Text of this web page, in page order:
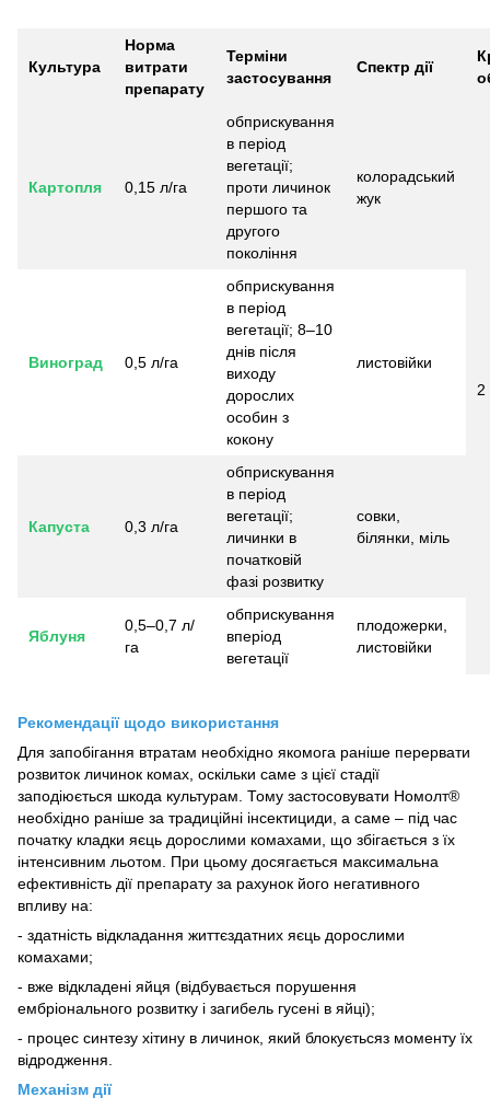
Культура
Норма
витрати
препарату
Терміни
застосування
Спектр дії
Картопля 0,15 л/га
обприскування
в період
вегетації;
проти личинок
першого та
другого
покоління
колорадський
жук
2
Виноград 0,5 л/га
обприскування
в період
вегетації; 8–10
днів після
виходу
дорослих
особин з
кокону
листовійки
Капуста 0,3 л/га
обприскування
в період
вегетації;
личинки в
початковій
фазі розвитку
совки,
білянки, міль
Яблуня
0,5–0,7 л/
га
обприскування
вперіод
вегетації
плодожерки,
листовійки
Рекомендації щодо використання
Для запобігання втратам необхідно якомога раніше перервати
розвиток личинок комах, оскільки саме з цієї стадії
заподіюється шкода культурам. Тому застосовувати Номолт®
необхідно раніше за традиційні інсектициди, а саме – під час
початку кладки яєць дорослими комахами, що збігається з їх
інтенсивним льотом. При цьому досягається максимальна
ефективність дії препарату за рахунок його негативного
впливу на:
- здатність відкладання життєздатних яєць дорослими
комахами;
- вже відкладені яйця (відбувається порушення
ембріонального розвитку і загибель гусені в яйці);
- процес синтезу хітину в личинок, який блокуєтьсяз моменту їх
відродження.
Механізм дії